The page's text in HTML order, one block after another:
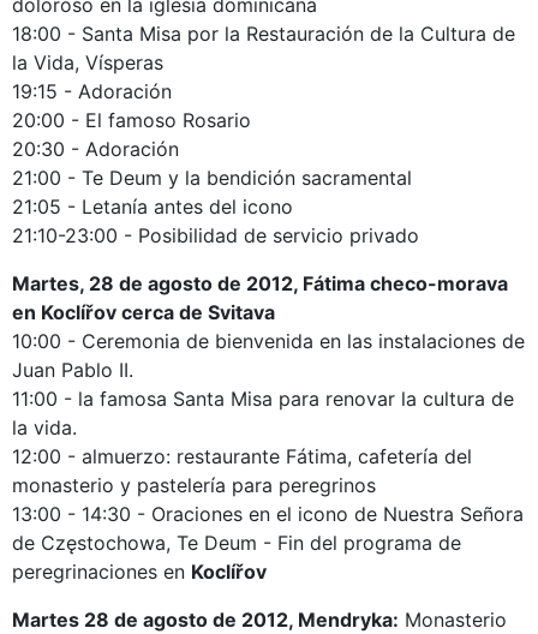
doloroso en la iglesia dominicana
18:00 - Santa Misa por la Restauración de la Cultura de
la Vida, Vísperas
19:15 - Adoración
20:00 - El famoso Rosario
20:30 - Adoración
21:00 - Te Deum y la bendición sacramental
21:05 - Letanía antes del icono
21:10-23:00 - Posibilidad de servicio privado
Martes, 28 de agosto de 2012, Fátima checo-morava
en Koclířov cerca de Svitava
10:00 - Ceremonia de bienvenida en las instalaciones de
Juan Pablo II.
11:00 - la famosa Santa Misa para renovar la cultura de
la vida.
12:00 - almuerzo: restaurante Fátima, cafetería del
monasterio y pastelería para peregrinos
13:00 - 14:30 - Oraciones en el icono de Nuestra Señora
de Częstochowa, Te Deum - Fin del programa de
peregrinaciones en Koclířov
Martes 28 de agosto de 2012, Mendryka: Monasterio